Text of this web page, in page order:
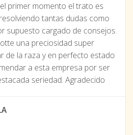
primer momento el trato es
tantas dudas como
supuesto cargado de consejos.
una preciosidad super
de la raza y en perfecto estado
a esta empresa por ser
seriedad. Agradecido